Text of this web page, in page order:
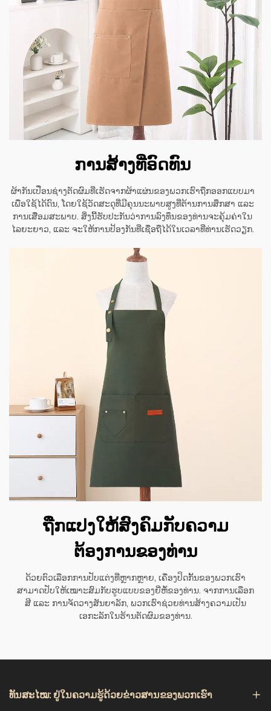
ການສ້າງທີ່ອົດທົນ
ຜ້າກັນເປື່ອນຊ່າງຕັດຜົມທີ່ເຮັດຈາກຜ້າແຜ່ນຂອງພວກເຮົາຖືກອອກແບບມາ
ເພື່ອໃຊ້ໄດ້ດົນ, ໂດຍໃຊ້ວັດສະດຸທີ່ມີຄຸນນະພາບສູງທີ່ຕ້ານການສຶກສາ ແລະ
ການເສື່ອມສະພາບ. ສິ່ງນີ້ຮັບປະກັນວ່າການລົງທຶນຂອງທ່ານຈະຄຸ້ມຄ່າໃນ
ໄລຍະຍາວ, ແລະ ຈະໃຫ້ການປ້ອງກັນທີ່ເຊື່ອຖືໄດ້ໃນເວລາທີ່ທ່ານເຮັດວຽກ.
ຖືກແປງໃຫ້ສົງຄົມກັບຄວາມ
ຕ້ອງການຂອງທ່ານ
ດ້ວຍຕົວເລືອກການປັບແຕ່ງທີ່ຫຼາກຫຼາຍ, ເຄື່ອງປິດກັ້ນຂອງພວກເຮົາ
ສາມາດປັບໃຫ້ເໝາະສົມກັບຮູບແບບຂອງຍີ່ຫໍ້ຂອງທ່ານ. ຈາກການເລືອກ
ສີ ແລະ ການຈັດວາງສັນຍາລັກ, ພວກເຮົາຊ່ວຍທ່ານສ້າງຄວາມເປັນ
ເອກະລັກໃນຮ້ານຕັດຜົມຂອງທ່ານ.
ທັນສະໄໝ: ຢູ່ໃນຄວາມຮູ້ດ້ວຍຂ່າວສານຂອງພວກເຮົາ